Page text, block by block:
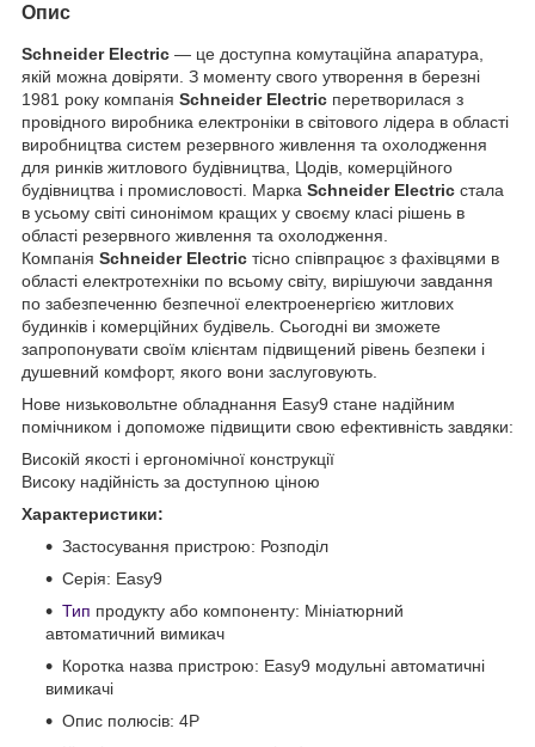
Опис
Schneider Electric — це доступна комутаційна апаратура,
якій можна довіряти. З моменту свого утворення в березні
1981 року компанія Schneider Electric перетворилася з
провідного виробника електроніки в світового лідера в області
виробництва систем резервного живлення та охолодження
для ринків житлового будівництва, Цодів, комерційного
будівництва і промисловості. Марка Schneider Electric стала
в усьому світі синонімом кращих у своєму класі рішень в
області резервного живлення та охолодження.
Компанія Schneider Electric тісно співпрацює з фахівцями в
області електротехніки по всьому світу, вирішуючи завдання
по забезпеченню безпечної електроенергією житлових
будинків і комерційних будівель. Сьогодні ви зможете
запропонувати своїм клієнтам підвищений рівень безпеки і
душевний комфорт, якого вони заслуговують.
Нове низьковольтне обладнання Easy9 стане надійним
помічником і допоможе підвищити свою ефективність завдяки:
Високій якості і ергономічної конструкції
Високу надійність за доступною ціною
Характеристики:
Застосування пристрою: Розподіл
Серія: Easy9
Тип продукту або компоненту: Мініатюрний
автоматичний вимикач
Коротка назва пристрою: Easy9 модульні автоматичні
вимикачі
Опис полюсів: 4P